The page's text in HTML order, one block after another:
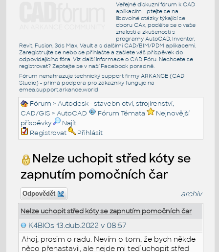
Veřejné diskuzní fórum k CAD
aplikacím - ptejte se na
libovolné otázky týkající se
oboru CAx, podělte se o vaše
znalosti a zkušenosti s
programy AutoCAD, Inventor,
Revit, Fusion, 3ds Max, Vault a s dalšími CAD/BIM/PDM aplikacemi.
Zaregistrujte se nebo se přihlašte a zašlete váš příspěvek do
odpovídajícího fóra. Viz další informace o CAD Fóru. Nechcete se
registrovat? Zeptejte se v naší Facebook poradně.
Fórum nenahrazuje technický support firmy ARKANCE (CAD
Studio) - přímá podpora pro zákazníky funguje na
emea.support.arkance.world
Fórum >Autodesk - stavebnictví, strojírenství,
CAD/GIS >AutoCAD Fórum Témata
Nejnovější
příspěvky
Najít
Registrovat
Přihlásit
Nelze uchopit střed kóty se
zapnutím pomočních čar
Odpovědět archiv
Nelze uchopit střed kóty se zapnutím pomočních čar
K4BlOs 13.dub.2022 v 08:57
Ahoj, prosim o radu. Nevím o tom, že bych někde
něco přenastavil, ale nejde mi teď uchopit střed